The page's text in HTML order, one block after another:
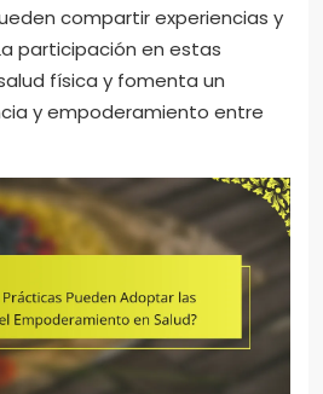
compartir experiencias y
participación en estas
física y fomenta un
y empoderamiento entre